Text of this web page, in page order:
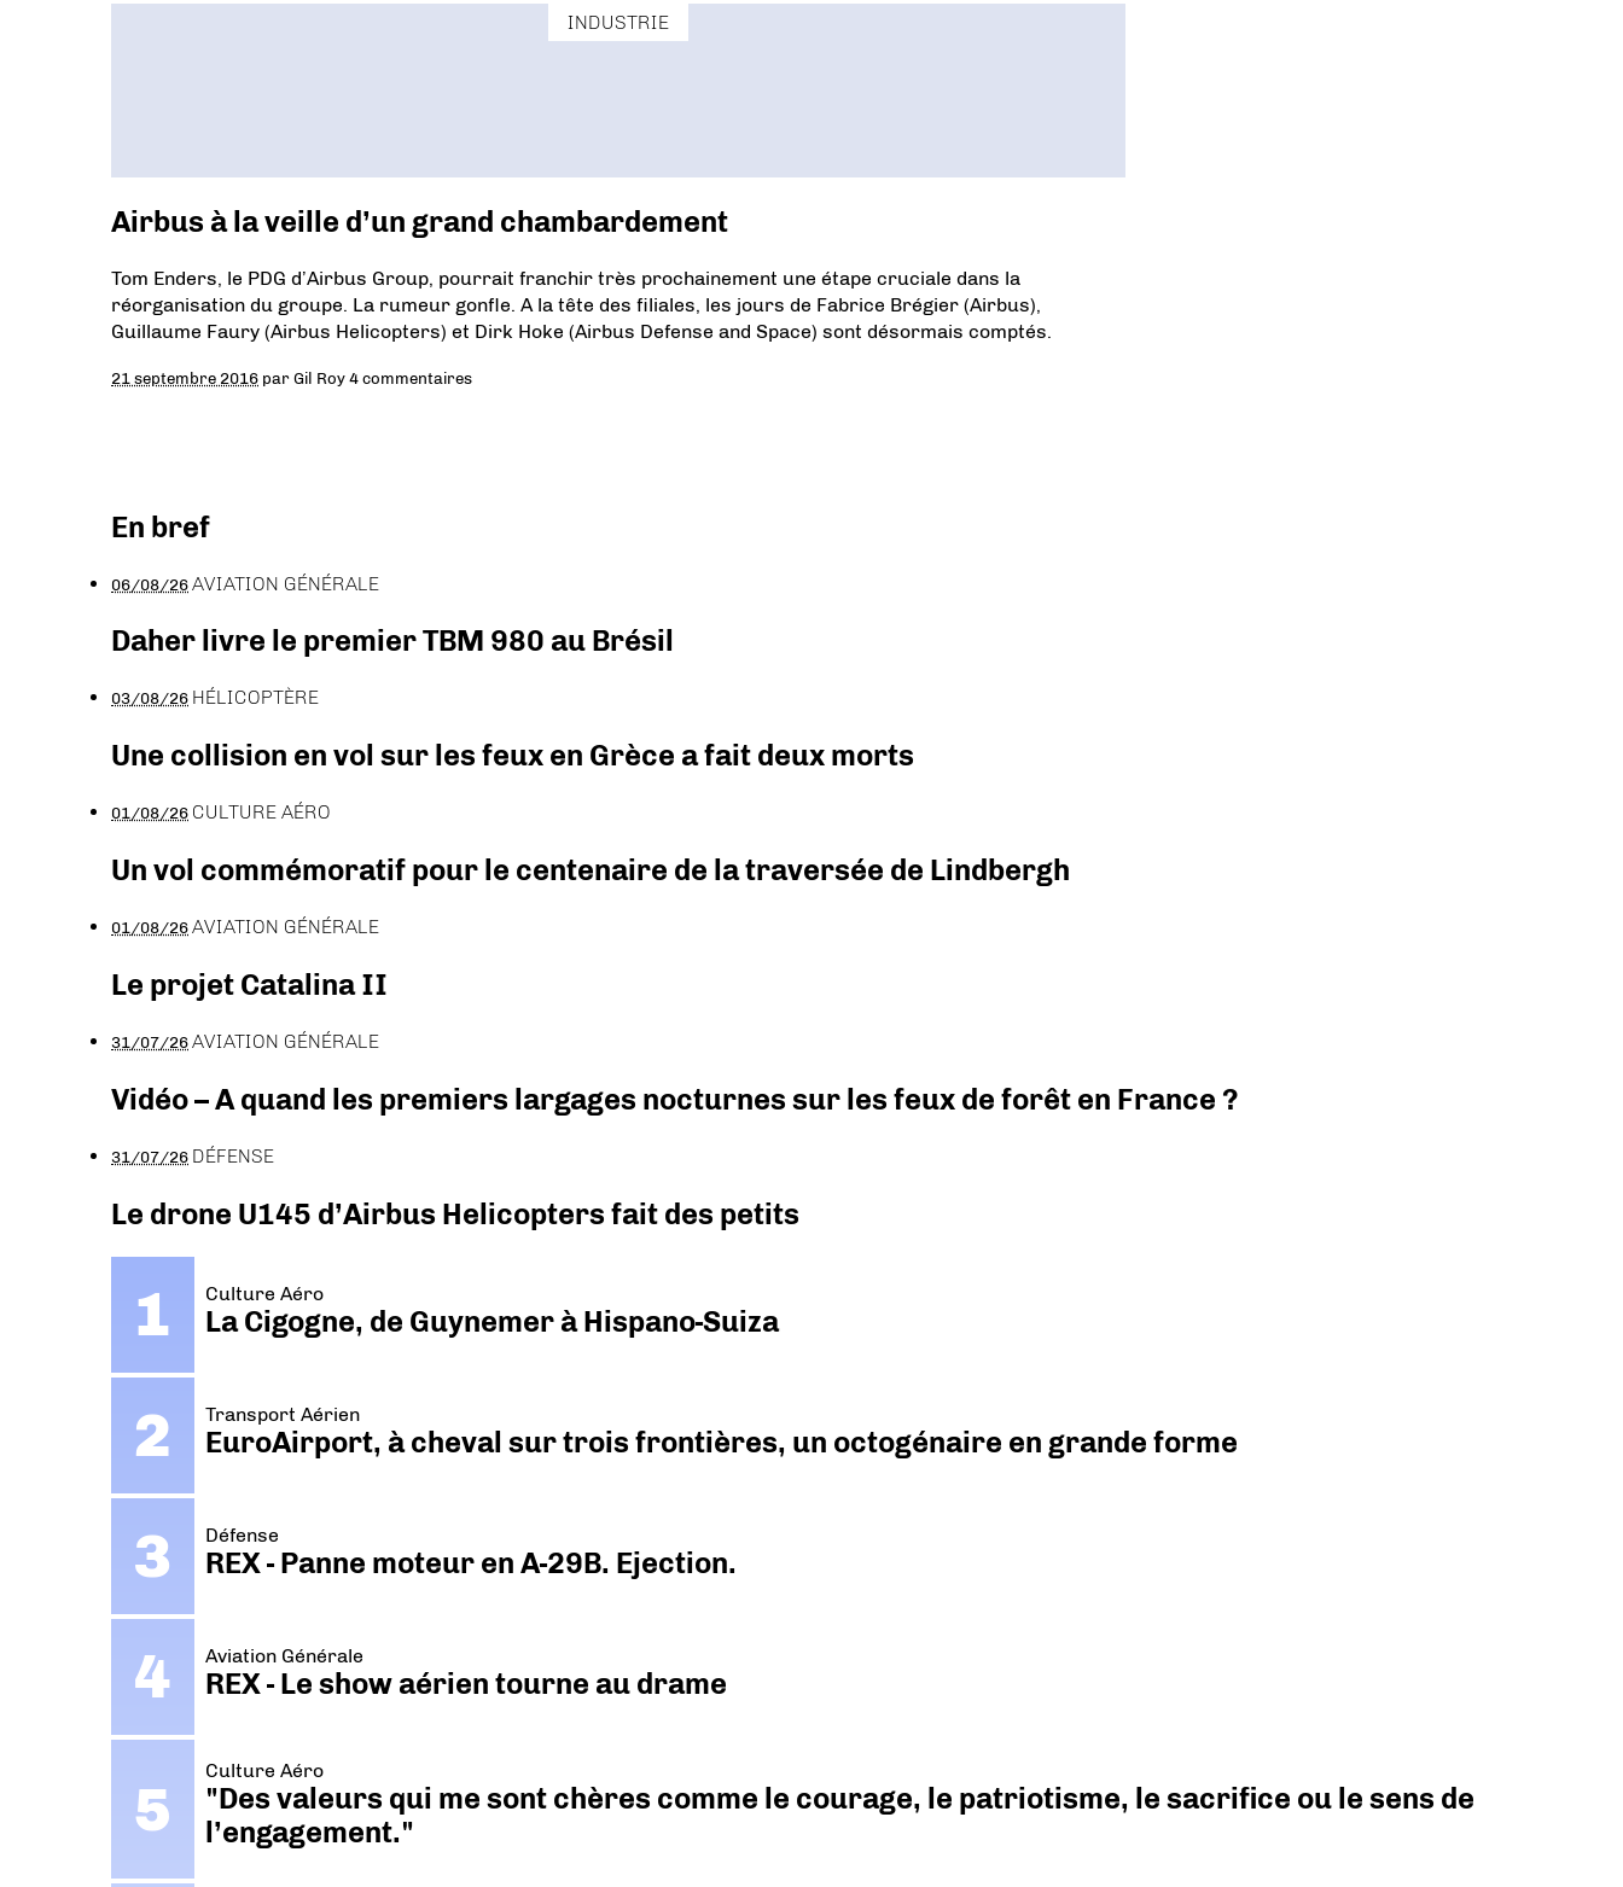
INDUSTRIE
Airbus à la veille d’un grand chambardement
Tom Enders, le PDG d’Airbus Group, pourrait franchir très prochainement une étape cruciale dans la
réorganisation du groupe. La rumeur gonfle. A la tête des filiales, les jours de Fabrice Brégier (Airbus),
Guillaume Faury (Airbus Helicopters) et Dirk Hoke (Airbus Defense and Space) sont désormais comptés.
21 septembre 2016 parGil Roy4 commentaires
En bref
06/08/26AVIATION GÉNÉRALE
Daher livre le premier TBM 980 au Brésil
03/08/26 HÉLICOPTÈRE
Une collision en vol sur les feux en Grèce a fait deux morts
01/08/26 CULTURE AÉRO
Un vol commémoratif pour le centenaire de la traversée de Lindbergh
01/08/26AVIATION GÉNÉRALE
Le projet Catalina II
31/07/26AVIATION GÉNÉRALE
Vidéo – A quand les premiers largages nocturnes sur les feux de forêt en France ?
31/07/26 DÉFENSE
Le drone U145 d’Airbus Helicopters fait des petits
Culture Aéro
La Cigogne, de Guynemer à Hispano-Suiza
Transport Aérien
EuroAirport, à cheval sur trois frontières, un octogénaire en grande forme
Défense
REX - Panne moteur en A-29B. Ejection.
Aviation Générale
REX - Le show aérien tourne au drame
Culture Aéro
"Des valeurs qui me sont chères comme le courage, le patriotisme, le sacrifice ou le sens de
l’engagement."